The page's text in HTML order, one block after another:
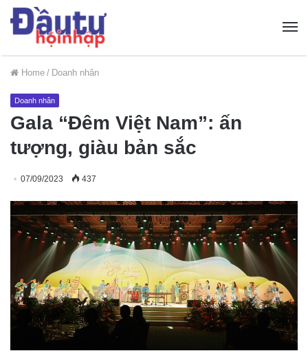
Home / Doanh nhân
Doanh nhân
Gala “Đêm Việt Nam”: ấn
tượng, giàu bản sắc
07/09/2023 437